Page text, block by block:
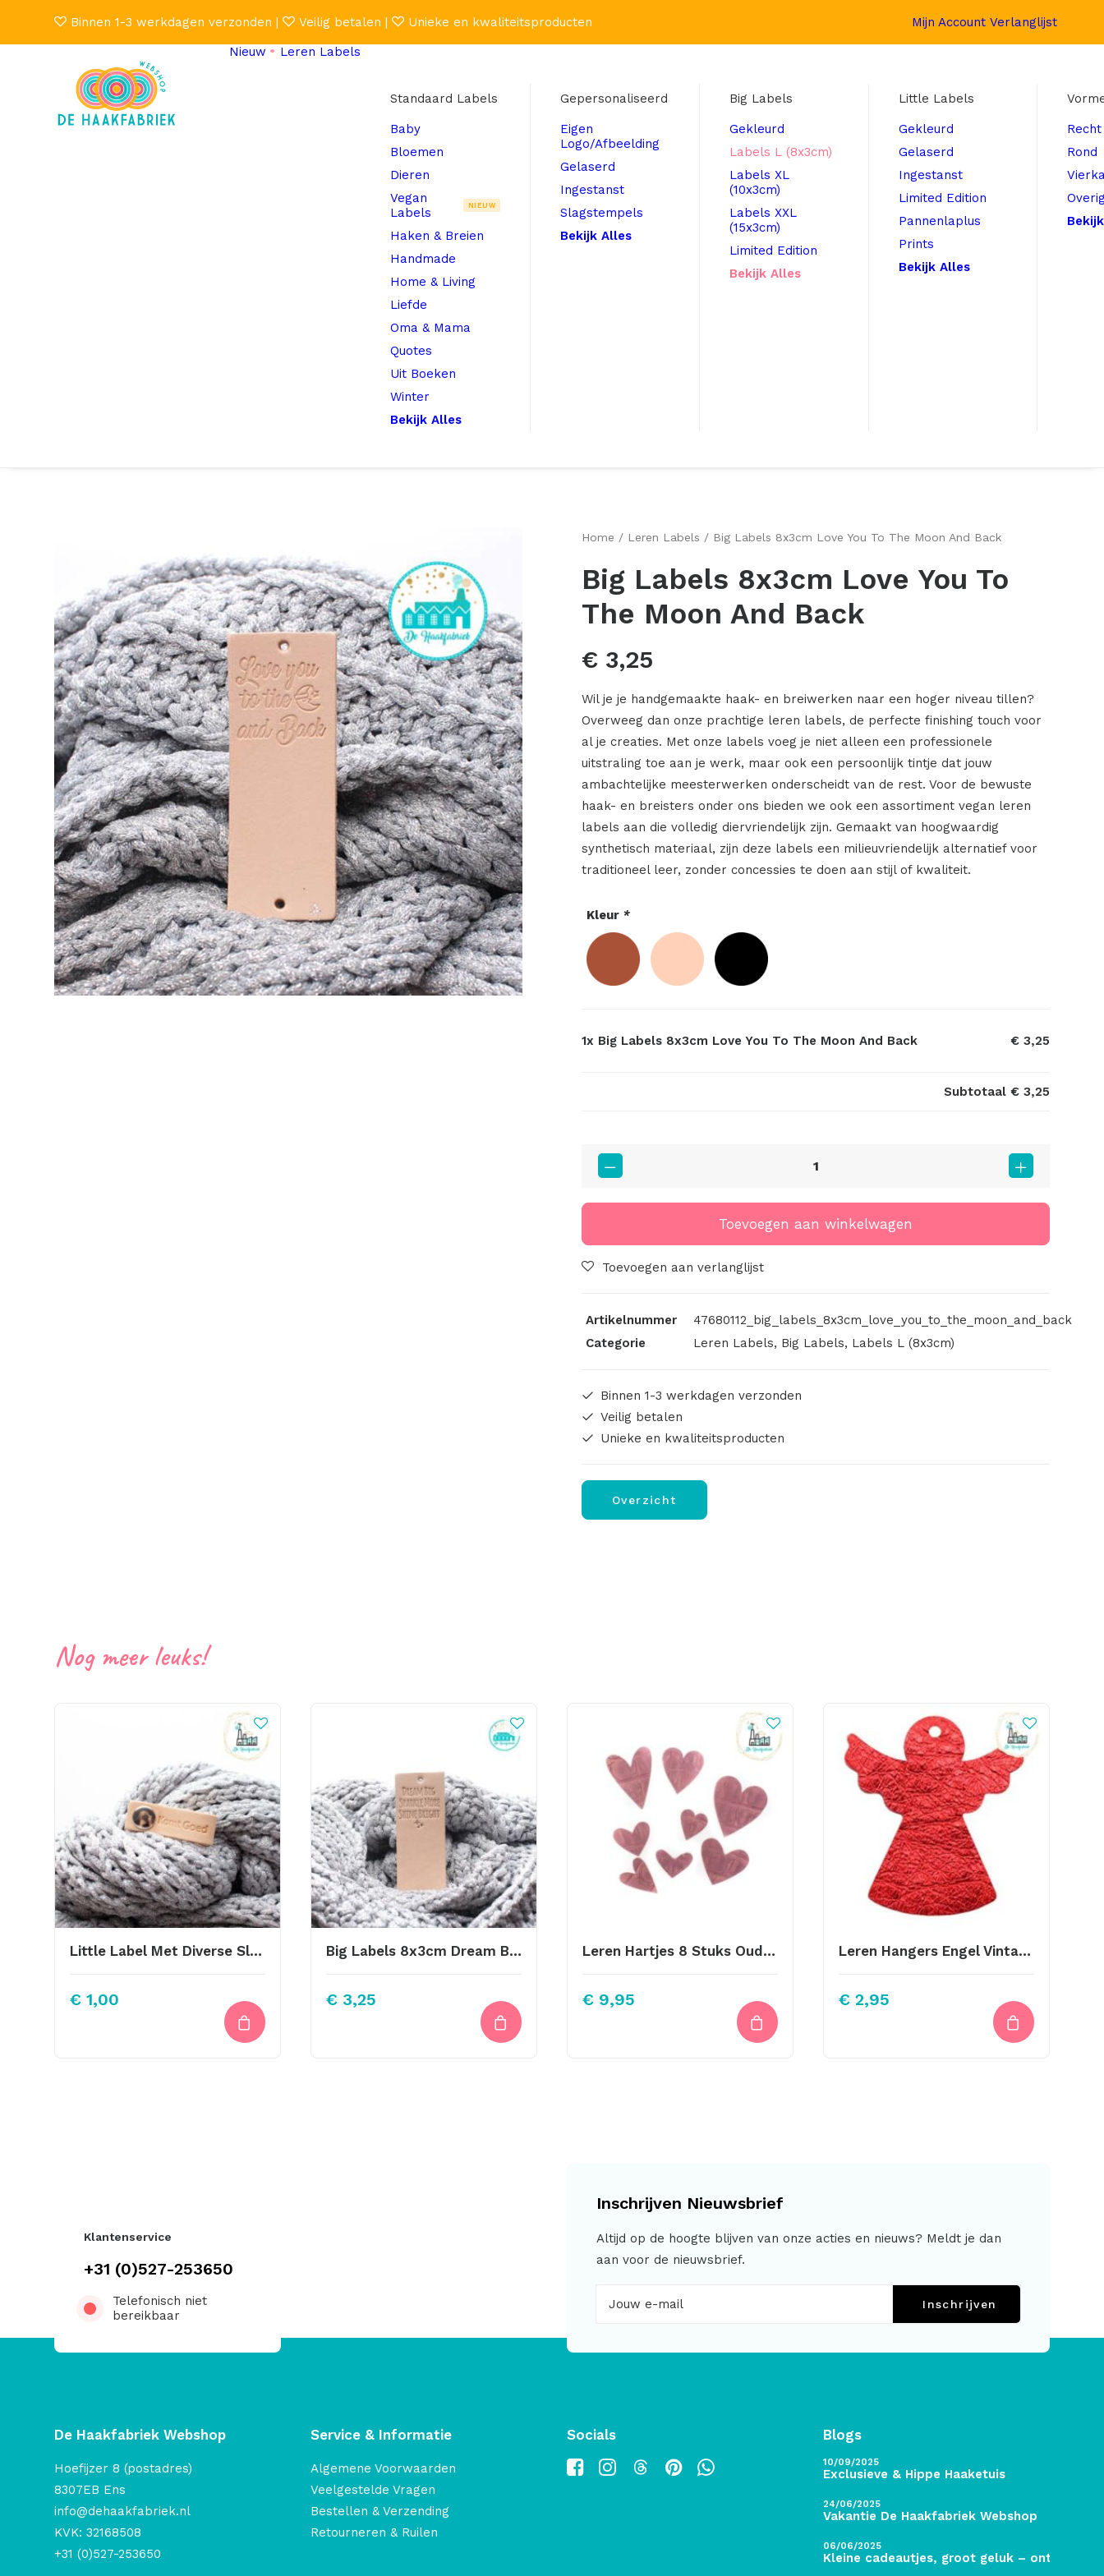
Binnen 1-3 werkdagen verzonden | Veilig betalen | Unieke en kwaliteitsproducten Mijn Account Verlanglijst
Nieuw
Leren Labels
Standaard Labels
Baby
Bloemen
Dieren
Vegan
Labels
NIEUW
Haken & Breien
Handmade
Home & Living
Liefde
Oma & Mama
Quotes
Uit Boeken
Winter
Bekijk Alles
Gepersonaliseerd
Eigen
Logo/Afbeelding
Gelaserd
Ingestanst
Slagstempels
Bekijk Alles
Big Labels
Gekleurd
Labels L (8x3cm)
Labels XL
(10x3cm)
Labels XXL
(15x3cm)
Limited Edition
Bekijk Alles
Little Labels
Gekleurd
Gelaserd
Ingestanst
Limited Edition
Pannenlaplus
Prints
Bekijk Alles
Recht
Rond
Home Leren Labels Big Labels 8x3cm Love You To The Moon And Back
Big Labels 8x3cm Love You To
The Moon And Back
€ 3,25
Wil je je handgemaakte haak- en breiwerken naar een hoger niveau tillen?
Overweeg dan onze prachtige leren labels, de perfecte finishing touch voor
al je creaties. Met onze labels voeg je niet alleen een professionele
uitstraling toe aan je werk, maar ook een persoonlijk tintje dat jouw
ambachtelijke meesterwerken onderscheidt van de rest. Voor de bewuste
haak- en breisters onder ons bieden we ook een assortiment vegan leren
labels aan die volledig diervriendelijk zijn. Gemaakt van hoogwaardig
synthetisch materiaal, zijn deze labels een milieuvriendelijk alternatief voor
traditioneel leer, zonder concessies te doen aan stijl of kwaliteit.
Kleur *
1x Big Labels 8x3cm Love You To The Moon And Back € 3,25
Subtotaal € 3,25
Big
Labels
You
To
And
Back
Toevoegen aan winkelwagen
Toevoegen aan verlanglijst
Artikelnummer
47680112_big_labels_8x3cm_love_you_to_the_moon_and_back
Categorie
Leren Labels, Big Labels, Labels L (8x3cm)
Binnen 1-3 werkdagen verzonden
Veilig betalen
Unieke en kwaliteitsproducten
Overzicht
Nog meer leuks!
Little Label Met Diverse Sluitingen Komt Goed
€ 1,00
Big Labels 8x3cm Dream Big….
€ 3,25
Leren Hartjes 8 Stuks Oud Roze Krokoprint
€ 9,95
Leren Hangers Engel Vintage Metallic Red 50X45mm
€ 2,95
Klantenservice
+31 (0)527-253650
Telefonisch niet
bereikbaar
Inschrijven Nieuwsbrief
Altijd op de hoogte blijven van onze acties en nieuws? Meldt je dan
aan voor de nieuwsbrief.
Inschrijven
De Haakfabriek Webshop
Hoefijzer 8 (postadres)
8307EB Ens
info@dehaakfabriek.nl
KVK: 32168508
+31 (0)527-253650
Service & Informatie
Algemene Voorwaarden
Veelgestelde Vragen
Bestellen & Verzending
Retourneren & Ruilen
Socials Blogs
10/09/2025
Exclusieve & Hippe Haaketuis
24/06/2025
Vakantie De Haakfabriek Webshop
06/06/2025
Kleine cadeautjes, groot geluk – ontdek de